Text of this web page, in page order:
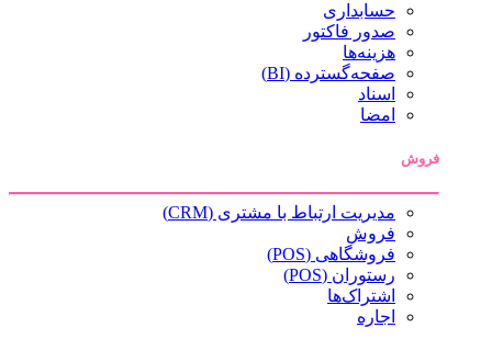
حسابداری
صدور فاکتور
هزینه‌ها
صفحه‌گسترده (BI)
اسناد
امضا
فروش
مدیریت ارتباط با مشتری (CRM)
فروش
فروشگاهی (POS)
رستوران (POS)
اشتراک‌ها
اجاره